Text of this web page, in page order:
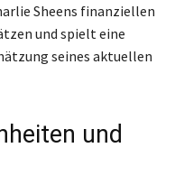
Sheens finanziellen
und spielt eine
seines aktuellen
und